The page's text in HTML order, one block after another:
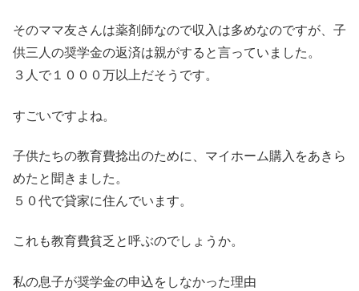
そのママ友さんは薬剤師なので収入は多めなのですが、子
供三人の奨学金の返済は親がすると言っていました。
３人で１０００万以上だそうです。
すごいですよね。
子供たちの教育費捻出のために、マイホーム購入をあきら
めたと聞きました。
５０代で貸家に住んでいます。
これも教育費貧乏と呼ぶのでしょうか。
私の息子が奨学金の申込をしなかった理由